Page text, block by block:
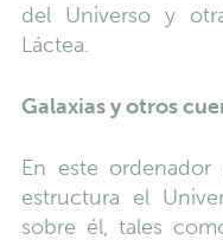
del Universo y
Láctea.
Galaxias y otros
En este
estructura el
sobre él, tales